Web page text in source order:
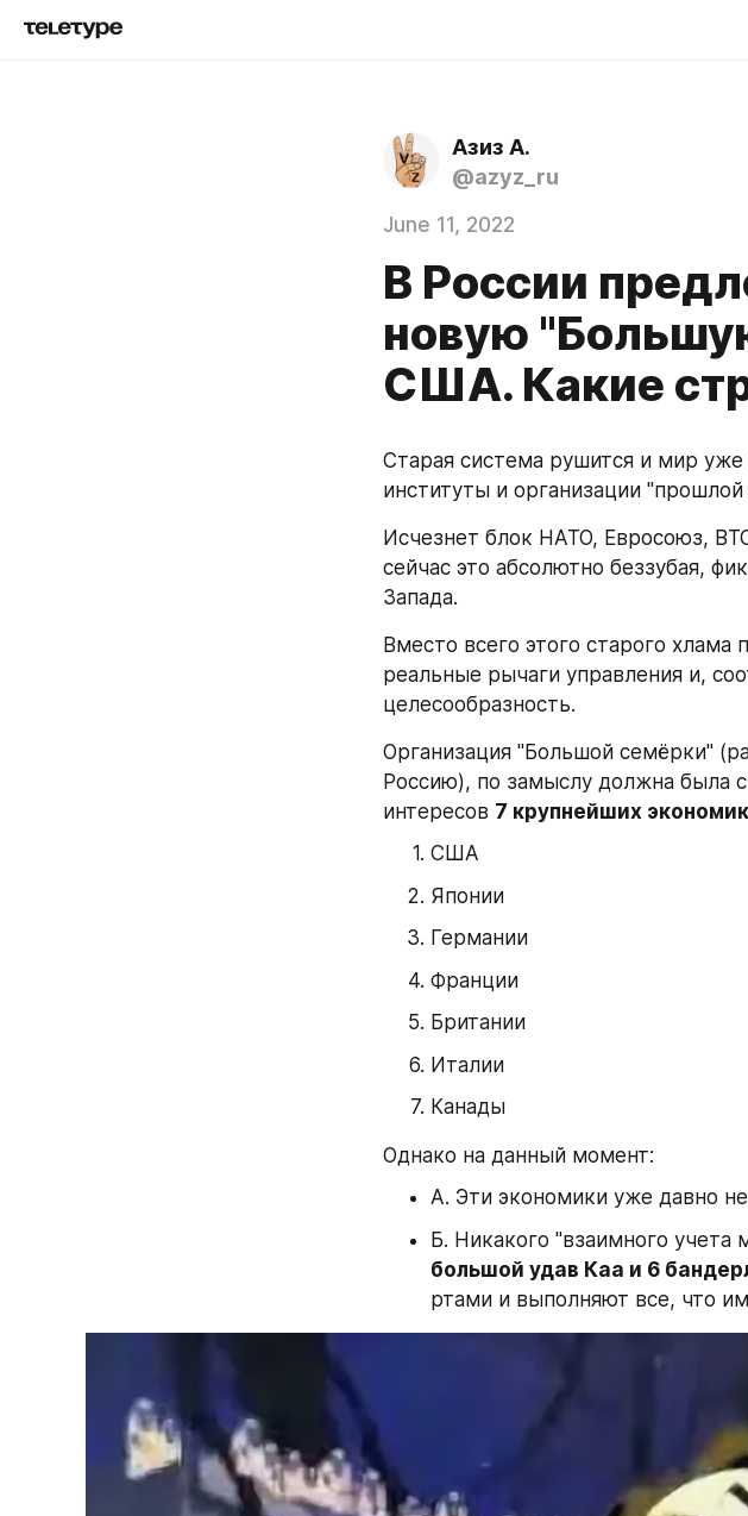
Азиз А.
@azyz_ru
June 11, 2022
В России
новую
США. Какие
Старая система рушится и мир
институты и организации
Исчезнет блок НАТО, Евросоюз,
сейчас это абсолютно беззубая,
Запада.
Вместо всего этого старого
реальные рычаги управления и,
целесообразность.
Организация "Большой семёрки"
Россию), по замыслу должна была
интересов 7 крупнейших экономик
США
Японии
Германии
Франции
Британии
Италии
Канады
Однако на данный момент:
А. Эти экономики уже давно
Б. Никакого "взаимного учета
большой удав Каа и 6
ртами и выполняют все, что